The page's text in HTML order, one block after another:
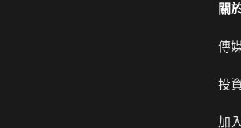
關
傳
投
加